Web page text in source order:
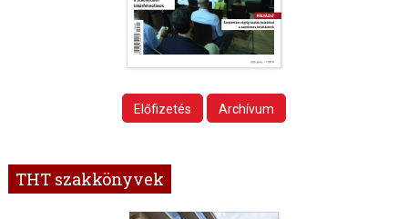
Előfizetés Archívum
THT szakkönyvek